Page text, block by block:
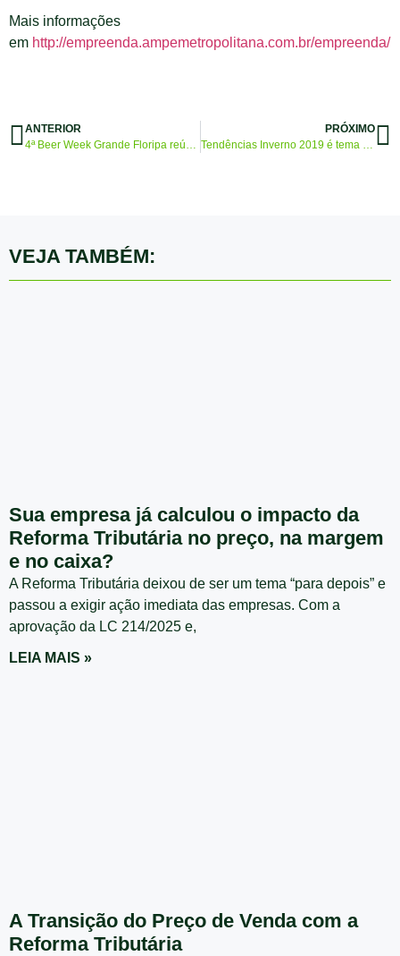
Mais informações
em http://empreenda.ampemetropolitana.com.br/empreenda/
ANTERIOR
PRÓXIMO
VEJA TAMBÉM:
Sua empresa já calculou o impacto da
Reforma Tributária no preço, na margem
e no caixa?
A Reforma Tributária deixou de ser um tema “para depois” e
passou a exigir ação imediata das empresas. Com a
aprovação da LC 214/2025 e,
LEIA MAIS »
A Transição do Preço de Venda com a
Reforma Tributária